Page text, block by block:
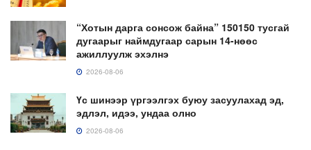
“Хотын дарга сонсож байна” 150150 тусгай
дугаарыг наймдугаар сарын 14-нөөс
ажиллуулж эхэлнэ
2026-08-06
Үс шинээр үргээлгэх буюу засуулахад эд,
эдлэл, идээ, ундаа олно
2026-08-06